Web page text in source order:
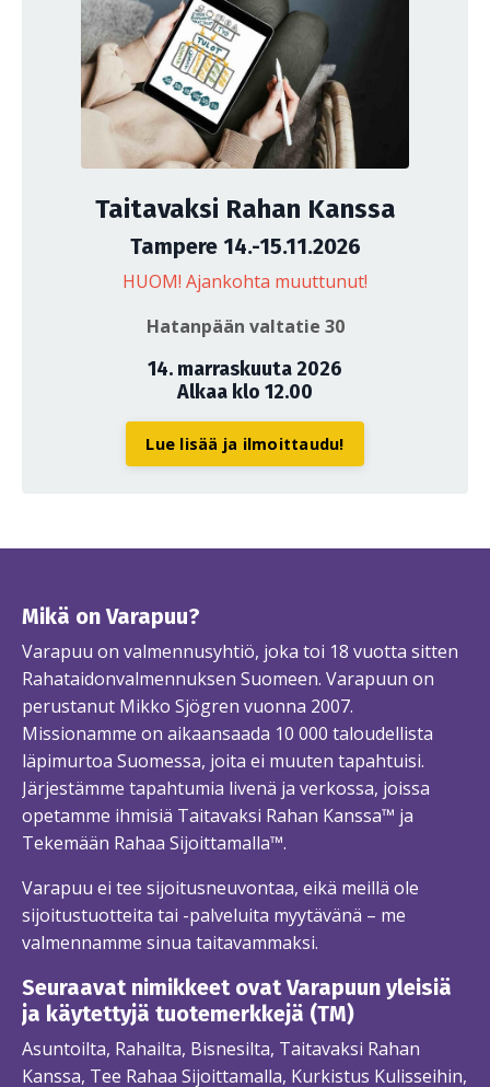
Taitavaksi Rahan Kanssa
Tampere 14.-15.11.2026
HUOM! Ajankohta muuttunut!
Hatanpään valtatie 30
14. marraskuuta 2026
Alkaa klo 12.00
Lue lisää ja ilmoittaudu!
Mikä on Varapuu?
Varapuu on valmennusyhtiö, joka toi 18 vuotta sitten
Rahataidonvalmennuksen Suomeen. Varapuun on
perustanut Mikko Sjögren vuonna 2007.
Missionamme on aikaansaada 10 000 taloudellista
läpimurtoa Suomessa, joita ei muuten tapahtuisi.
Järjestämme tapahtumia livenä ja verkossa, joissa
opetamme ihmisiä Taitavaksi Rahan Kanssa™ ja
Tekemään Rahaa Sijoittamalla™.
Varapuu ei tee sijoitusneuvontaa, eikä meillä ole
sijoitustuotteita tai -palveluita myytävänä – me
valmennamme sinua taitavammaksi.
Seuraavat nimikkeet ovat Varapuun yleisiä
ja käytettyjä tuotemerkkejä (TM)
Asuntoilta, Rahailta, Bisnesilta, Taitavaksi Rahan
Kanssa, Tee Rahaa Sijoittamalla, Kurkistus Kulisseihin,